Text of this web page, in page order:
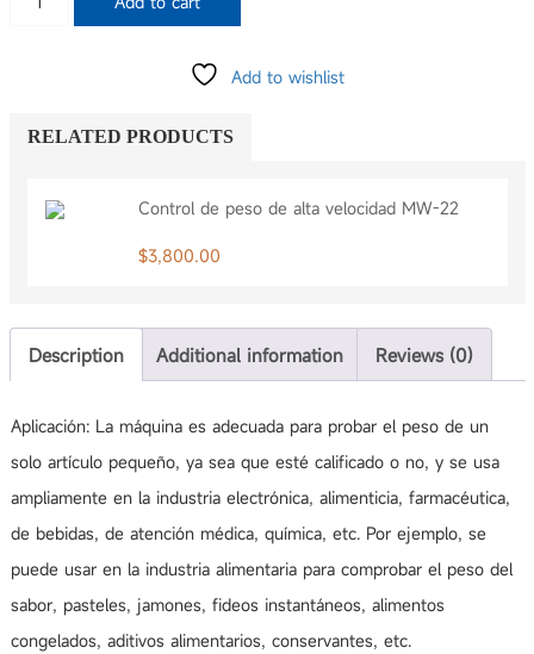
Add to wishlist
RELATED PRODUCTS
Control de peso de alta velocidad MW-22
$3,800.00
Description Additional information Reviews (0)
Aplicación: La máquina es adecuada para probar el peso de un
solo artículo pequeño, ya sea que esté calificado o no, y se usa
ampliamente en la industria electrónica, alimenticia, farmacéutica,
de bebidas, de atención médica, química, etc. Por ejemplo, se
puede usar en la industria alimentaria para comprobar el peso del
sabor, pasteles, jamones, fideos instantáneos, alimentos
congelados, aditivos alimentarios, conservantes, etc.